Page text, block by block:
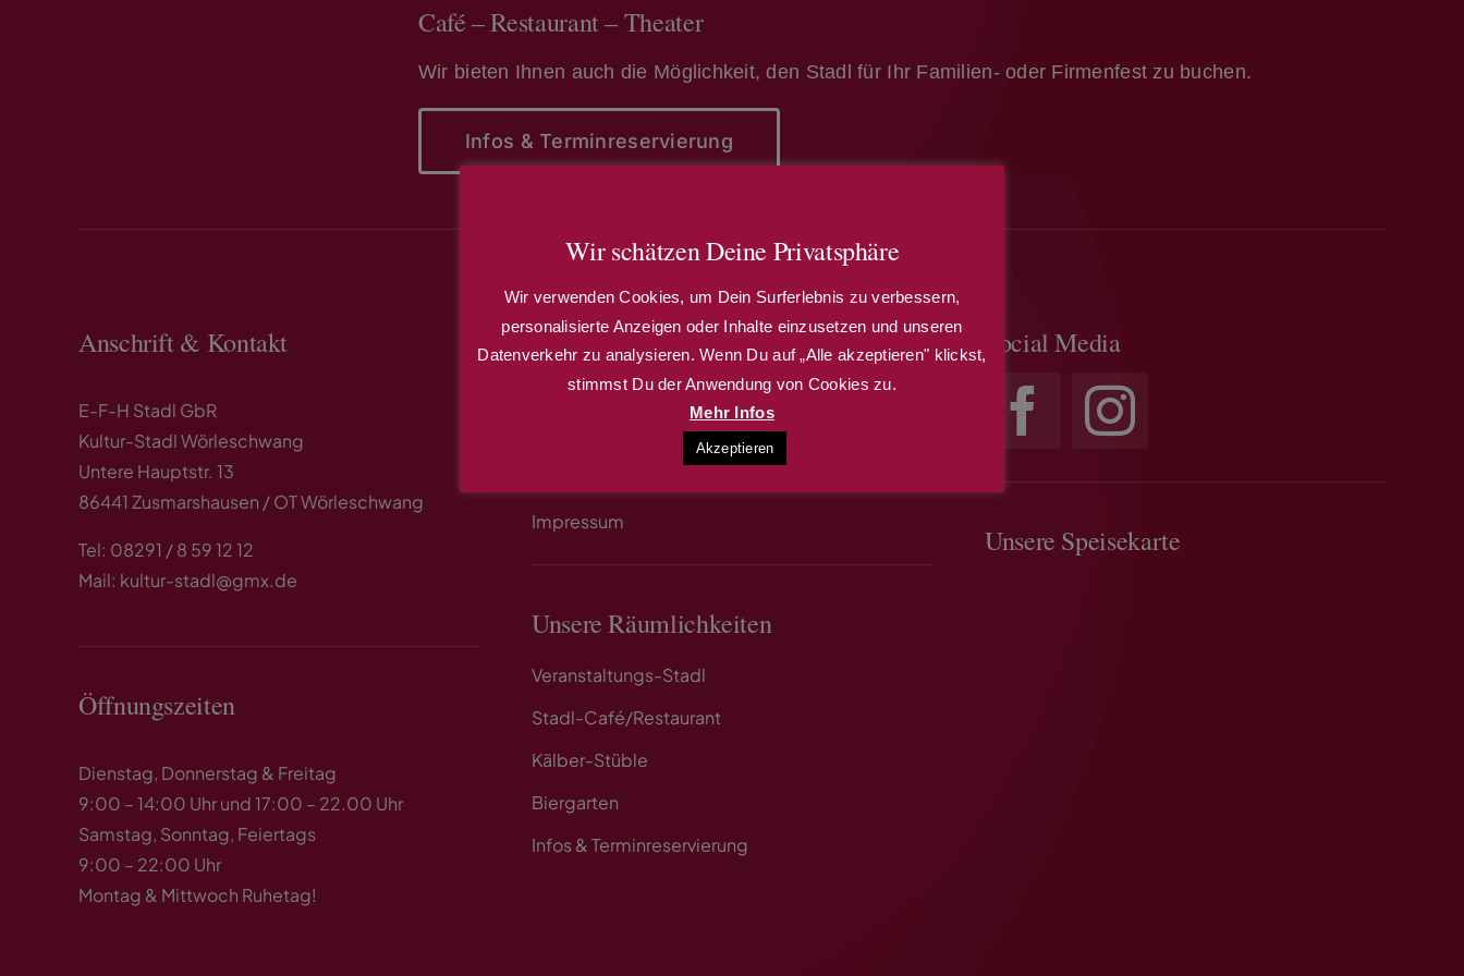
Café – Restaurant – Theater
Wir bieten Ihnen auch die Möglichkeit, den Stadl für Ihr Familien- oder Firmenfest zu buchen.
Infos & Terminreservierung
Anschrift & Kontakt
E-F-H Stadl GbR
Kultur-Stadl Wörleschwang
Untere Hauptstr. 13
86441 Zusmarshausen / OT Wörleschwang
Tel: 08291 / 8 59 12 12
Mail: kultur-stadl@gmx.de
Öffnungszeiten
Dienstag, Donnerstag & Freitag
9:00 – 14:00 Uhr und 17:00 – 22.00 Uhr
Samstag, Sonntag, Feiertags
9:00 – 22:00 Uhr
Montag & Mittwoch Ruhetag!
Kulturstadl Infos
Kontakt
Impressum
Unsere Räumlichkeiten
Veranstaltungs-Stadl
Stadl-Café/Restaurant
Kälber-Stüble
Biergarten
Infos & Terminreservierung
Social Media
Unsere Speisekarte
Wir schätzen Deine Privatsphäre
Wir verwenden Cookies, um Dein Surferlebnis zu verbessern,
personalisierte Anzeigen oder Inhalte einzusetzen und unseren
Datenverkehr zu analysieren. Wenn Du auf „Alle akzeptieren" klickst,
stimmst Du der Anwendung von Cookies zu.
Mehr Infos
Akzeptieren